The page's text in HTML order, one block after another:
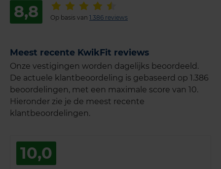
8,8 Op basis van 1.386 reviews
Meest recente KwikFit reviews
Onze vestigingen worden dagelijks beoordeeld.
De actuele klantbeoordeling is gebaseerd op 1.386
beoordelingen, met een maximale score van 10.
Hieronder zie je de meest recente
klantbeoordelingen.
10,0